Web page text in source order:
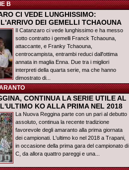
B
CI VEDE LUNGHISSIMO:
DEI GEMELLI TCHAOUNA
Il Catanzaro ci vede lunghissimo e ha messo
sotto contratto i gemelli Franck Tchaouna,
attaccante, e Franky Tchaouna,
centrocampista, entrambi reduci dall'ottima
annata in maglia Enna. Due tra i migliori
interpreti della quarta serie, ma che hanno
dimostrato di...
CONTINUA LA SERIE UTILE AL
KO ALLA PRIMA NEL 2018
La Nuova Reggina parte con un pari al debutto
assoluto, continua la recente tradizione
favorevole degli amaranto alla prima giornata
dei campionati. L'ultimo ko nel 2018 a Trapani,
in occasione della prima gara del campionato di
C, da allora quattro pareggi e una...